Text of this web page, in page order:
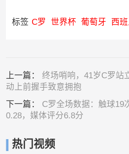
标签 C罗 世界杯 葡萄牙 西
上一篇： 终场哨响，41岁C罗站
动上前握手致意拥抱
下一篇： C罗全场数据：触球19
0.28，媒体评分6.8分
热门视频